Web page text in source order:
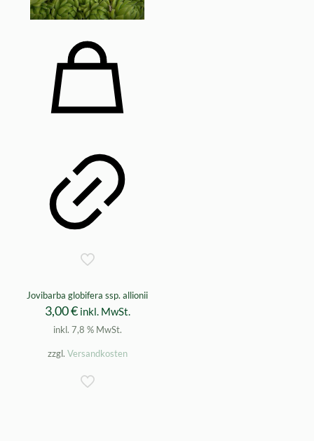
Jovibarba globifera ssp. allionii
3,00€ inkl. MwSt.
inkl. 7,8 % MwSt.
zzgl. Versandkosten